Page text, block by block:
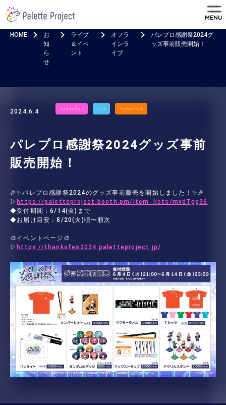
MENU
HOME
お
知
ら
せ
ライブ
＆イベ
ント
オフラ
インラ
イブ
パレプロ感謝祭2024グ
ッズ事前販売開始！
2024.6.4 オフラインライブ グッズ ライブ＆イベント
パレプロ感謝祭2024グッズ事前
販売開始！
🎉✨パレプロ感謝祭2024のグッズ事前販売を開始しました！✨🎉
▷ https://paletteproject.booth.pm/item_lists/mvdTgg36
◆受付期間：6/14(金)まで
◆お届け目安：8/20(火)頃〜順次
🎨イベントページ🎨
▷ https://thanksfes2024.paletteproject.jp/